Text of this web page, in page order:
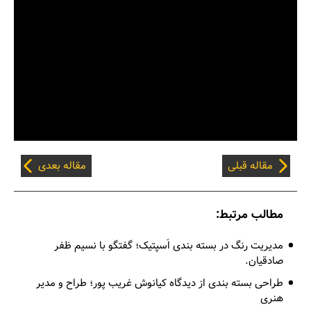
مقاله قبلی مقاله بعدی
مطالب مرتبط:
مدیریت رنگ در بسته بندی اَسپتیک؛ گفتگو با نسیم ظفر
صادقیان.
طراحی بسته بندی از دیدگاه کیانوش غریب پور؛ طراح و مدیر
هنری